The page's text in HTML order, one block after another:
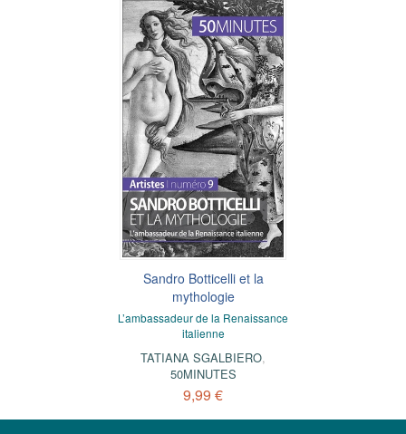
Sandro Botticelli et la
mythologie
L’ambassadeur de la Renaissance
italienne
TATIANA SGALBIERO,
50MINUTES
9,99 €